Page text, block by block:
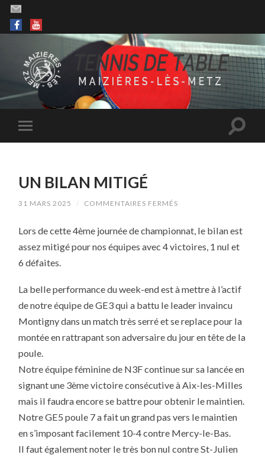
UN BILAN MITIGÉ
31 MARS 2025 / COMMENTAIRES FERMÉS
MITIGÉ
Lors de cette 4ème journée de championnat, le bilan est
assez mitigé pour nos équipes avec 4 victoires, 1 nul et
6 défaites.
La belle performance du week-end est à mettre à l’actif
de notre équipe de GE3 qui a battu le leader invaincu
Montigny dans un match très serré et se replace pour la
montée en rattrapant son adversaire du jour en tête de la
poule.
Notre équipe féminine de N3F continue sur sa lancée en
signant une 3ème victoire consécutive à Aix-les-Milles
mais il faudra encore se battre pour obtenir le maintien.
Notre GE5 poule 7 a fait un grand pas vers le maintien
en s’imposant facilement 10-4 contre Mercy-le-Bas.
Il faut également noter le très bon nul contre St-Julien